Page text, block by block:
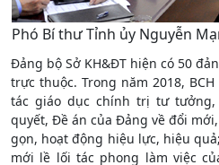
Phó Bí thư Tỉnh ủy Nguyễn
Đảng bộ Sở KH&ĐT hiện có 50
trực thuộc. Trong năm 2018,
tác giáo dục chính trị tư
quyết, Đề án của Đảng về đổi
gọn, hoạt động hiệu lực, hiệu
mới lề lối tác phong làm việc